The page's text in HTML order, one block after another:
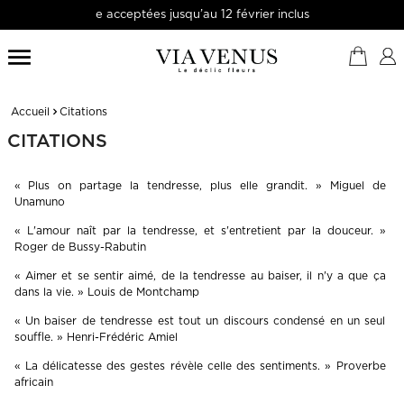
acceptées jusqu’au 12 février inclus

Accueil Citations
CITATIONS
« Plus on partage la tendresse, plus elle grandit. » Miguel de
Unamuno
« L'amour naît par la tendresse, et s'entretient par la douceur. »
Roger de Bussy-Rabutin
« Aimer et se sentir aimé, de la tendresse au baiser, il n'y a que ça
dans la vie. » Louis de Montchamp
« Un baiser de tendresse est tout un discours condensé en un seul
souffle. » Henri-Frédéric Amiel
« La délicatesse des gestes révèle celle des sentiments. » Proverbe
africain